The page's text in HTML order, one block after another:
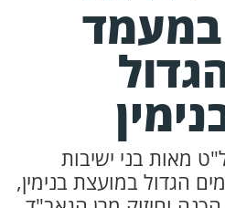
בני ישיבות
במועצת בנימין,